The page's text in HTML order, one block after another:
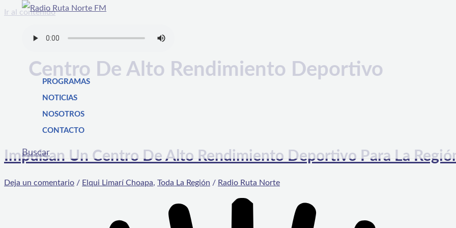
Ir al contenido
PROGRAMAS
NOTICIAS
NOSOTROS
CONTACTO
Buscar
Centro De Alto Rendimiento Deportivo
Impulsan Un Centro De Alto Rendimiento Deportivo Para La
Deja un comentario / Elqui Limarí Choapa, Toda La Región / Radio Ruta Norte